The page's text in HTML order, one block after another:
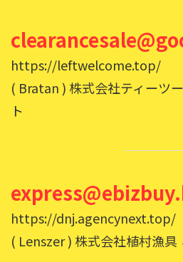
https://leftwelcome.top/
( Bratan ) 株式会社ティーツ
ト
https://dnj.agencynext.top/
( Lenszer ) 株式会社植村漁具